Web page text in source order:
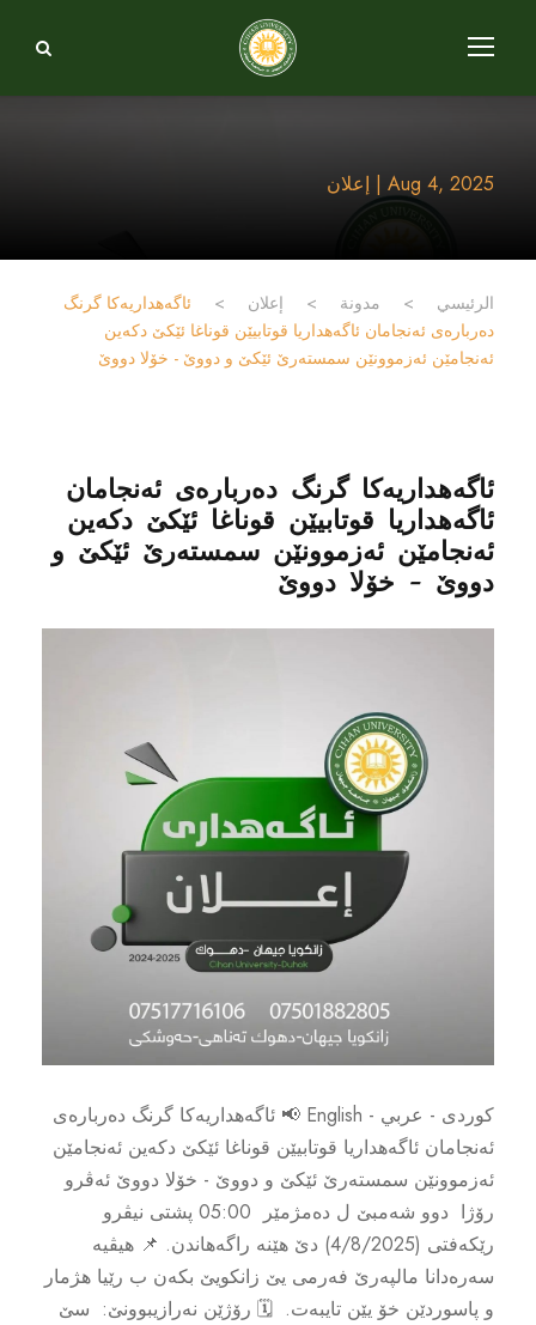
Aug 4, 2025 | إعلان
الرئيسي > مدونة > إعلان >
ئاگه‌هداریه‌كا گرنگ
ده‌رباره‌ى ئه‌نجامان ئاگه‌هداریا قوتابیێن قوناغا ئێکێ دكه‌ین
ئه‌نجامێن ئه‌زموونێن سمستەرێ ئێکێ و دووێ - خۆلا دووێ
ئاگه‌هداریه‌كا گرنگ ده‌رباره‌ى ئه‌نجامان
ئاگه‌هداریا قوتابیێن قوناغا ئێکێ دكه‌ین
ئه‌نجامێن ئه‌زموونێن سمستەرێ ئێکێ و
دووێ - خۆلا دووێ
كوردى - عربي - English 📢 ئاگه‌هداریه‌كا گرنگ ده‌رباره‌ى
ئه‌نجامان ئاگه‌هداریا قوتابیێن قوناغا ئێکێ دكه‌ین ئه‌نجامێن
ئه‌زموونێن سمستەرێ ئێکێ و دووێ - خۆلا دووێ ئەڤرو
رۆژا دوو شەمبێ ل دەمژمێر 05:00 پشتی نیڤرو
رێكه‌فتى (4/8/2025) دێ هێنه‌ راگه‌هاندن. 📌 هیڤیه‌
سه‌ره‌دانا مالپه‌رێ فه‌رمى یێ زانكویێ بكه‌ن ب رێیا هژمار
و پاسوردێن خۆ یێن تایبه‌ت. 🗓️ رۆژێن نه‌رازیبوونێ: سێ